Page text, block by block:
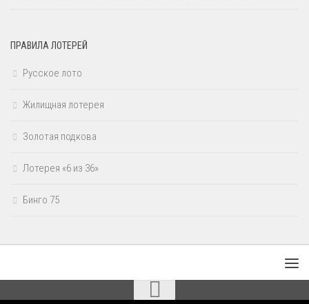
ПРАВИЛА ЛОТЕРЕЙ
Русское лото
Жилищная лотерея
Золотая подкова
Лотерея «6 из 36»
Бинго 75